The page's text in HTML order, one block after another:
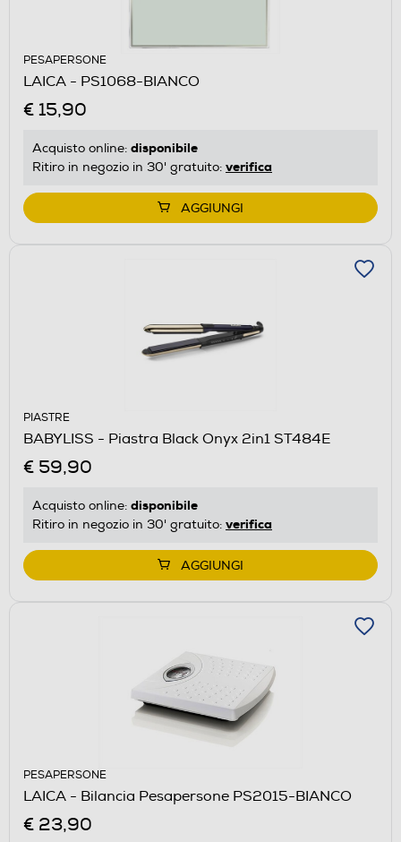
PESAPERSONE
LAICA - PS1068-BIANCO
€ 15,90
Acquisto online: disponibile
Ritiro in negozio in 30' gratuito: verifica
AGGIUNGI
PIASTRE
BABYLISS - Piastra Black Onyx 2in1 ST484E
€ 59,90
Acquisto online: disponibile
Ritiro in negozio in 30' gratuito: verifica
AGGIUNGI
PESAPERSONE
LAICA - Bilancia Pesapersone PS2015-BIANCO
€ 23,90